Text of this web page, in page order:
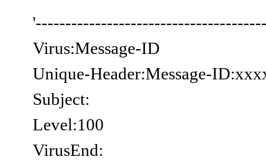
Virus:Message-ID
Unique-Header:Message-
Subject:
Level:100
VirusEnd: